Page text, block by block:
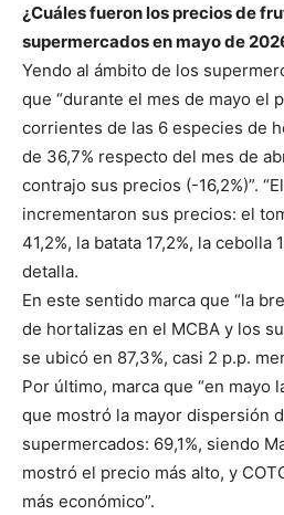
¿Cuáles fueron los precios de
supermercados en mayo de
Yendo al ámbito de los
que “durante el mes de mayo el
corrientes de las 6 especies de
de 36,7% respecto del mes de
contrajo sus precios (-16,2%)”.
incrementaron sus precios: el
41,2%, la batata 17,2%, la cebolla
detalla.
En este sentido marca que “la
de hortalizas en el MCBA y los
se ubicó en 87,3%, casi 2 p.p.
Por último, marca que “en mayo
que mostró la mayor dispersión
supermercados: 69,1%, siendo
mostró el precio más alto, y
más económico”.